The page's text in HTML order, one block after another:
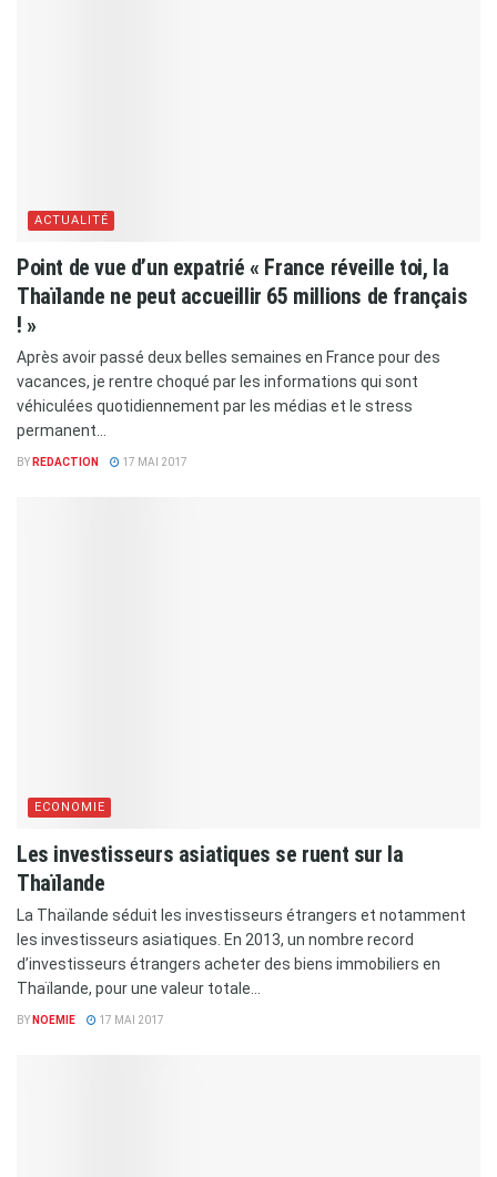
ACTUALITÉ
Point de vue d’un expatrié « France réveille toi, la
Thaïlande ne peut accueillir 65 millions de français
! »
Après avoir passé deux belles semaines en France pour des
vacances, je rentre choqué par les informations qui sont
véhiculées quotidiennement par les médias et le stress
permanent...
BY REDACTION 17 MAI 2017
ECONOMIE
Les investisseurs asiatiques se ruent sur la
Thaïlande
La Thaïlande séduit les investisseurs étrangers et notamment
les investisseurs asiatiques. En 2013, un nombre record
d’investisseurs étrangers acheter des biens immobiliers en
Thaïlande, pour une valeur totale...
BY NOEMIE 17 MAI 2017